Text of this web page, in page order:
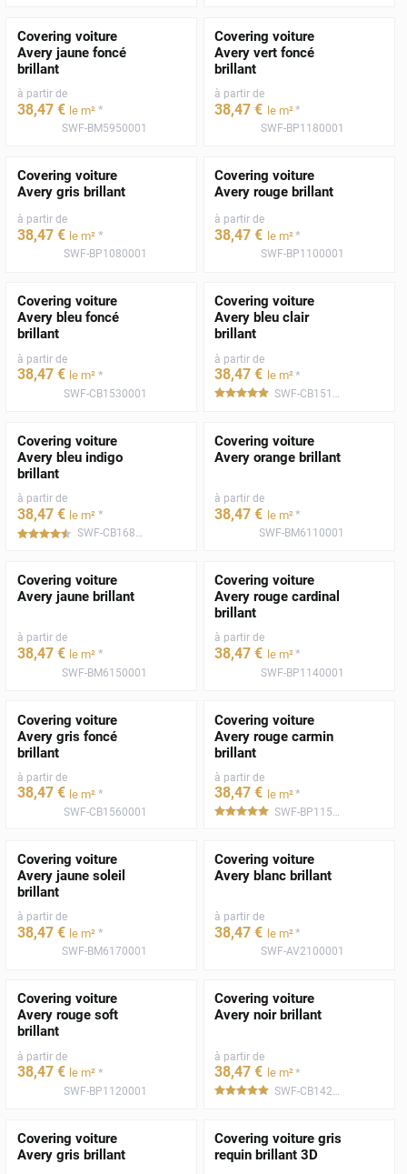
Covering voiture
Avery jaune foncé
brillant
à partir de
38,47 € le m² *
SWF-BM5950001
Covering voiture
Avery vert foncé
brillant
à partir de
38,47 € le m²*
SWF-BP1180001
Covering voiture
Avery gris brillant
à partir de
38,47 € le m² *
SWF-BP1080001
Covering voiture
Avery rouge brillant
à partir de
38,47 € le m²*
SWF-BP1100001
Covering voiture
Avery bleu foncé
brillant
à partir de
38,47 € le m² *
SWF-CB1530001
Covering voiture
Avery bleu clair
brillant
à partir de
38,47 € le m²*
*****
Covering voiture
Avery bleu indigo
brillant
à partir de
38,47 € le m² *
***** SWF-CB1680001
Covering voiture
Avery orange brillant
à partir de
38,47 € le m²*
SWF-BM6110001
Covering voiture
Avery jaune brillant
à partir de
38,47 € le m² *
SWF-BM6150001
Covering voiture
Avery rouge cardinal
brillant
à partir de
38,47 € le m²*
SWF-BP1140001
Covering voiture
Avery gris foncé
brillant
à partir de
38,47 € le m² *
SWF-CB1560001
Covering voiture
Avery rouge carmin
brillant
à partir de
38,47 € le m²*
***** SWF-BP1150001
Covering voiture
Avery jaune soleil
brillant
à partir de
38,47 € le m² *
SWF-BM6170001
Covering voiture
Avery blanc brillant
à partir de
38,47 € le m²*
SWF-AV2100001
Covering voiture
Avery rouge soft
brillant
à partir de
38,47 € le m² *
SWF-BP1120001
Covering voiture
Avery noir brillant
à partir de
38,47 € le m²*
*****
Covering voiture
Avery gris brillant
Covering voiture gris
requin brillant 3D